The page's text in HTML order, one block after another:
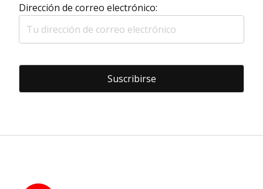
Dirección de correo electrónico: